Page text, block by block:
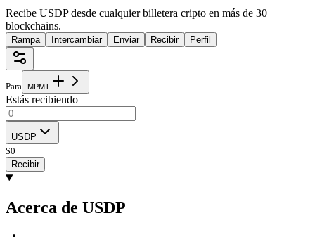
Recibe USDP desde cualquier billetera cripto en más de 30
blockchains.
Rampa Intercambiar Enviar Recibir Perfil
Para MPMT
Estás recibiendo
USDP
$0
Recibir
Acerca de USDP